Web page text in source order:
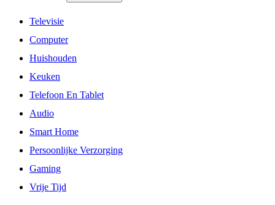
Televisie
Computer
Huishouden
Keuken
Telefoon En Tablet
Audio
Smart Home
Persoonlijke Verzorging
Gaming
Vrije Tijd